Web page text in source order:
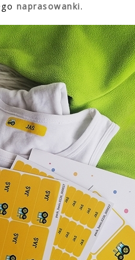
naprasowanki.